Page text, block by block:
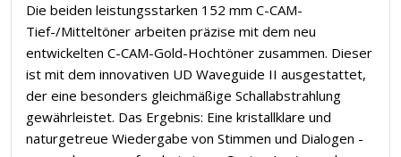
Die beiden leistungsstarken 152 mm C-CAM-
Tief-/Mitteltöner arbeiten präzise mit dem neu
entwickelten C-CAM-Gold-Hochtöner zusammen. Dieser
ist mit dem innovativen UD Waveguide II ausgestattet,
der eine besonders gleichmäßige Schallabstrahlung
gewährleistet. Das Ergebnis: Eine kristallklare und
naturgetreue Wiedergabe von Stimmen und Dialogen -